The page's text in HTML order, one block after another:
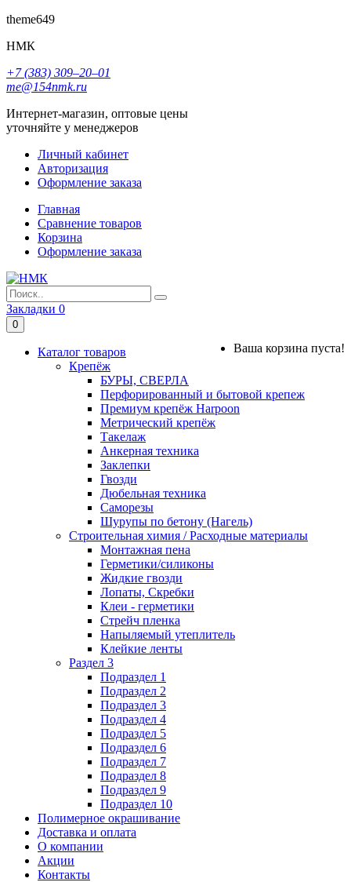
theme649
НМК
+7 (383) 309‒20‒01
me@154nmk.ru
Интернет-магазин, оптовые цены
уточняйте у менеджеров
Личный кабинет
Авторизация
Оформление заказа
Главная
Сравнение товаров
Корзина
Оформление заказа
Закладки 0
0
Ваша корзина пуста!
Каталог товаров
Крепёж
БУРЫ, СВЕРЛА
Перфорированный и бытовой крепеж
Премиум крепёж Harpoon
Метрический крепёж
Такелаж
Анкерная техника
Заклепки
Гвозди
Дюбельная техника
Саморезы
Шурупы по бетону (Нагель)
Строительная химия / Расходные материалы
Монтажная пена
Герметики/силиконы
Жидкие гвозди
Лопаты, Скребки
Клеи - герметики
Стрейч пленка
Напыляемый утеплитель
Клейкие ленты
Раздел 3
Подраздел 1
Подраздел 2
Подраздел 3
Подраздел 4
Подраздел 5
Подраздел 6
Подраздел 7
Подраздел 8
Подраздел 9
Подраздел 10
Полимерное окрашивание
Доставка и оплата
О компании
Акции
Контакты